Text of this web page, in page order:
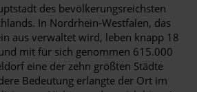
des bevölkerungsreichsten
In Nordrhein-Westfalen, das
aus verwaltet wird, leben knapp 18
mit für sich genommen 615.000
eine der zehn größten Städte
Bedeutung erlangte der Ort im